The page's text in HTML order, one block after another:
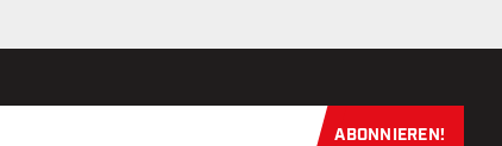
Jetzt für
ABONNIEREN!